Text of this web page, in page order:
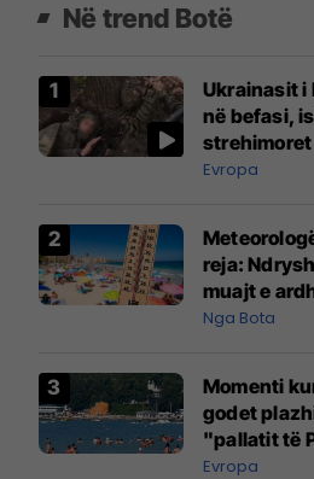
Në trend Botë
Ukrainasit i
në befasi,
Evropa
reja:
muajt e
pazakontë
Nga Bota
Momenti
godet
"pallatit të
Evropa